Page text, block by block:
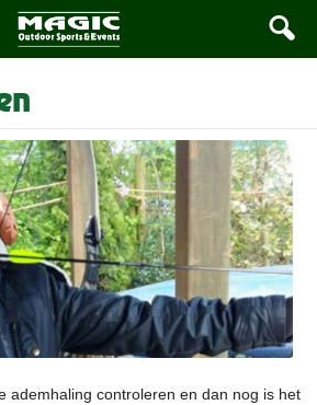
ademhaling controleren en dan nog is het